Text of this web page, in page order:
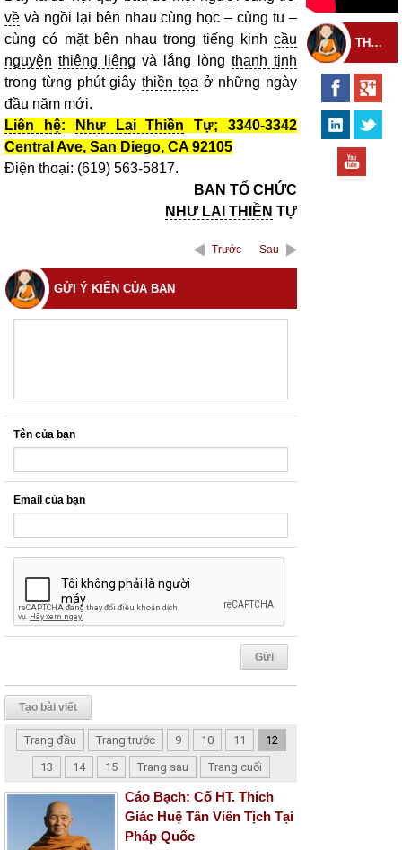
về và ngồi lại bên nhau cùng học – cùng tu –
cùng có mặt bên nhau trong tiếng kinh cầu
nguyện thiêng liêng và lắng lòng thanh tịnh
trong từng phút giây thiền tọa ở những ngày
đầu năm mới.
Liên hệ: Như Lai Thiền Tự; 3340-3342
Central Ave, San Diego, CA 92105
Điện thoại: (619) 563-5817.
BAN TỔ CHỨC
NHƯ LAI THIỀN TỰ
Trước Sau
GỬI Ý KIẾN CỦA BẠN
Tên của bạn
Email của bạn
Tạo bài viết
Trang đầu Trang trước 9 10 11
12
13
14 15 Trang sau Trang cuối
Cáo Bạch: Cố HT. Thích
Giác Huệ Tân Viên Tịch Tại
Pháp Quốc
THEO DÕI THIỀN TỰ